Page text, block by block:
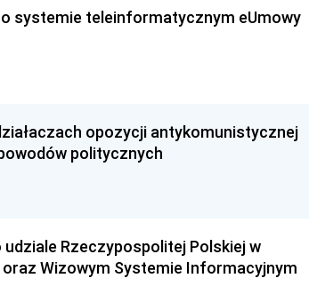
o systemie teleinformatycznym eUmowy
opozycji antykomunistycznej
politycznych
udziale Rzeczypospolitej Polskiej w
Wizowym Systemie Informacyjnym